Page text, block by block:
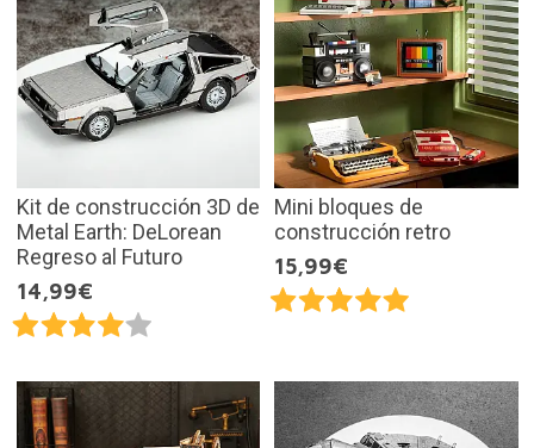
Kit de construcción 3D de
Metal Earth: DeLorean
Regreso al Futuro
14,99€
Mini bloques de
construcción retro
15,99€